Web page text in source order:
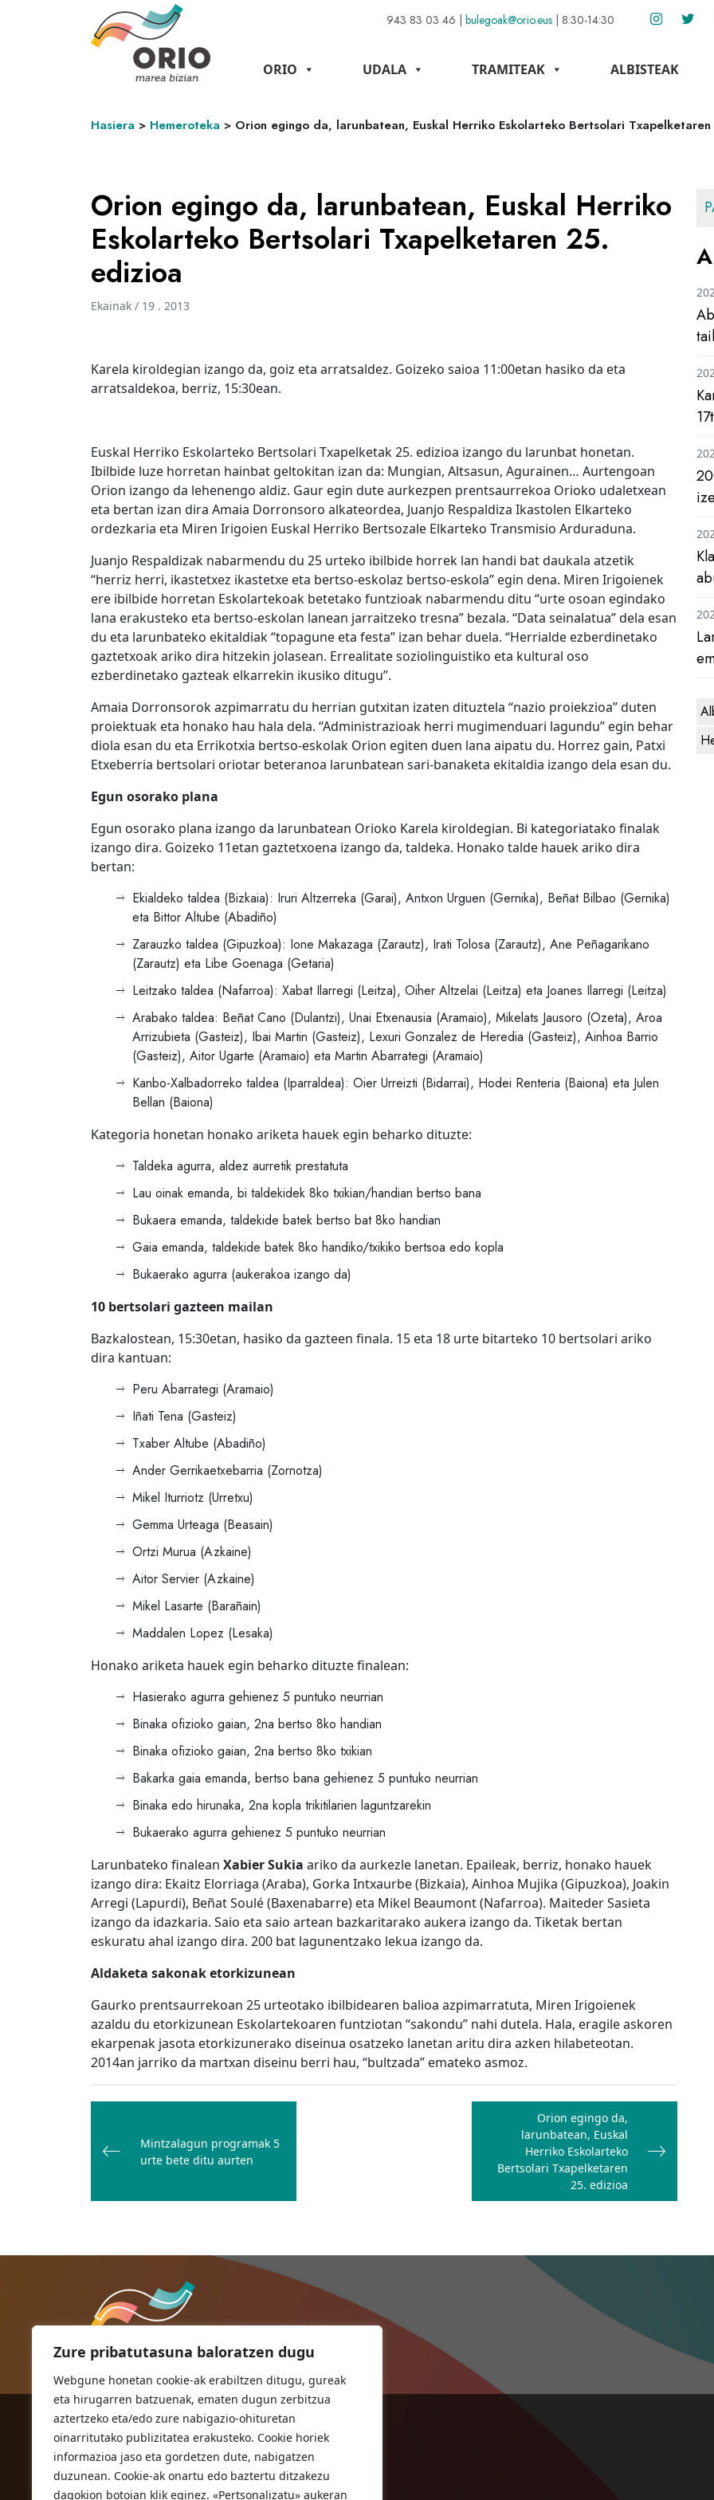
Zure pribatutasuna baloratzen dugu
Webgune honetan cookie-ak erabiltzen ditugu, gureak
eta hirugarren batzuenak, ematen dugun zerbitzua
aztertzeko eta/edo zure nabigazio-ohituretan
oinarritutako publizitatea erakusteko. Cookie horiek
informazioa jaso eta gordetzen dute, nabigatzen
duzunean. Cookie-ak onartu edo baztertu ditzakezu
dagokion botoian klik eginez. «Pertsonalizatu» aukeran
943 83 03 46 | bulegoak@orio.eus | 8:30-14:30
ORIO UDALA TRAMITEAK ALBISTEAK
Hasiera > Hemeroteka > Orion egingo da, larunbatean, Euskal Herriko Eskolarteko Bertsolari
Orion egingo da, larunbatean, Euskal Herriko
Eskolarteko Bertsolari Txapelketaren 25.
edizioa
Ekainak / 19 . 2013
Karela kiroldegian izango da, goiz eta arratsaldez. Goizeko saioa 11:00etan hasiko da eta
arratsaldekoa, berriz, 15:30ean.
Euskal Herriko Eskolarteko Bertsolari Txapelketak 25. edizioa izango du larunbat honetan.
Ibilbide luze horretan hainbat geltokitan izan da: Mungian, Altsasun, Agurainen… Aurtengoan
Orion izango da lehenengo aldiz. Gaur egin dute aurkezpen prentsaurrekoa Orioko udaletxean
eta bertan izan dira Amaia Dorronsoro alkateordea, Juanjo Respaldiza Ikastolen Elkarteko
ordezkaria eta Miren Irigoien Euskal Herriko Bertsozale Elkarteko Transmisio Arduraduna.
Juanjo Respaldizak nabarmendu du 25 urteko ibilbide horrek lan handi bat daukala atzetik
“herriz herri, ikastetxez ikastetxe eta bertso-eskolaz bertso-eskola” egin dena. Miren Irigoienek
ere ibilbide horretan Eskolartekoak betetako funtzioak nabarmendu ditu “urte osoan egindako
lana erakusteko eta bertso-eskolan lanean jarraitzeko tresna” bezala. “Data seinalatua” dela esan
du eta larunbateko ekitaldiak “topagune eta festa” izan behar duela. “Herrialde ezberdinetako
gaztetxoak ariko dira hitzekin jolasean. Errealitate soziolinguistiko eta kultural oso
ezberdinetako gazteak elkarrekin ikusiko ditugu”.
Amaia Dorronsorok azpimarratu du herrian gutxitan izaten dituztela “nazio proiekzioa” duten
proiektuak eta honako hau hala dela. “Administrazioak herri mugimenduari lagundu” egin behar
diola esan du eta Errikotxia bertso-eskolak Orion egiten duen lana aipatu du. Horrez gain, Patxi
Etxeberria bertsolari oriotar beteranoa larunbatean sari-banaketa ekitaldia izango dela esan du.
Egun osorako plana
Egun osorako plana izango da larunbatean Orioko Karela kiroldegian. Bi kategoriatako finalak
izango dira. Goizeko 11etan gaztetxoena izango da, taldeka. Honako talde hauek ariko dira
bertan:
Ekialdeko taldea (Bizkaia): Iruri Altzerreka (Garai), Antxon Urguen (Gernika), Beñat Bilbao (Gernika)
eta Bittor Altube (Abadiño)
Zarauzko taldea (Gipuzkoa): Ione Makazaga (Zarautz), Irati Tolosa (Zarautz), Ane Peñagarikano
(Zarautz) eta Libe Goenaga (Getaria)
Leitzako taldea (Nafarroa): Xabat Ilarregi (Leitza), Oiher Altzelai (Leitza) eta Joanes Ilarregi (Leitza)
Arabako taldea: Beñat Cano (Dulantzi), Unai Etxenausia (Aramaio), Mikelats Jausoro (Ozeta), Aroa
Arrizubieta (Gasteiz), Ibai Martin (Gasteiz), Lexuri Gonzalez de Heredia (Gasteiz), Ainhoa Barrio
(Gasteiz), Aitor Ugarte (Aramaio) eta Martin Abarrategi (Aramaio)
Kanbo-Xalbadorreko taldea (Iparraldea): Oier Urreizti (Bidarrai), Hodei Renteria (Baiona) eta Julen
Bellan (Baiona)
Kategoria honetan honako ariketa hauek egin beharko dituzte:
Taldeka agurra, aldez aurretik prestatuta
Lau oinak emanda, bi taldekidek 8ko txikian/handian bertso bana
Bukaera emanda, taldekide batek bertso bat 8ko handian
Gaia emanda, taldekide batek 8ko handiko/txikiko bertsoa edo kopla
Bukaerako agurra (aukerakoa izango da)
10 bertsolari gazteen mailan
Bazkalostean, 15:30etan, hasiko da gazteen finala. 15 eta 18 urte bitarteko 10 bertsolari ariko
dira kantuan:
Peru Abarrategi (Aramaio)
Iñati Tena (Gasteiz)
Txaber Altube (Abadiño)
Ander Gerrikaetxebarria (Zornotza)
Mikel Iturriotz (Urretxu)
Gemma Urteaga (Beasain)
Ortzi Murua (Azkaine)
Aitor Servier (Azkaine)
Mikel Lasarte (Barañain)
Maddalen Lopez (Lesaka)
Honako ariketa hauek egin beharko dituzte finalean:
Hasierako agurra gehienez 5 puntuko neurrian
Binaka ofizioko gaian, 2na bertso 8ko handian
Binaka ofizioko gaian, 2na bertso 8ko txikian
Bakarka gaia emanda, bertso bana gehienez 5 puntuko neurrian
Binaka edo hirunaka, 2na kopla trikitilarien laguntzarekin
Bukaerako agurra gehienez 5 puntuko neurrian
Larunbateko finalean Xabier Sukia ariko da aurkezle lanetan. Epaileak, berriz, honako hauek
izango dira: Ekaitz Elorriaga (Araba), Gorka Intxaurbe (Bizkaia), Ainhoa Mujika (Gipuzkoa), Joakin
Arregi (Lapurdi), Beñat Soulé (Baxenabarre) eta Mikel Beaumont (Nafarroa). Maiteder Sasieta
izango da idazkaria. Saio eta saio artean bazkaritarako aukera izango da. Tiketak bertan
eskuratu ahal izango dira. 200 bat lagunentzako lekua izango da.
Aldaketa sakonak etorkizunean
Gaurko prentsaurrekoan 25 urteotako ibilbidearen balioa azpimarratuta, Miren Irigoienek
azaldu du etorkizunean Eskolartekoaren funtziotan “sakondu” nahi dutela. Hala, eragile askoren
ekarpenak jasota etorkizunerako diseinua osatzeko lanetan aritu dira azken hilabeteotan.
2014an jarriko da martxan diseinu berri hau, “bultzada” emateko asmoz.
Bidalketetan
zehar
nabigatu
Mintzalagun programak 5
urte bete ditu aurten
Orion egingo da,
larunbatean, Euskal
Herriko Eskolarteko
Bertsolari Txapelketaren
25. edizioa
ORIOKO UDALA
Herriko plaza,1
20810 Orio (Gipuzkoa)
T. 943 83 03 46